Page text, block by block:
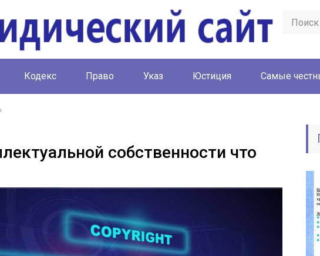
Кодекс Право Указ Юстиция Cамые
›
собственности что